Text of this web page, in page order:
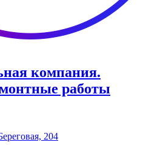
компания.
работы
204